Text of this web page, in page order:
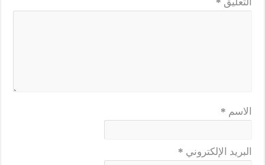
الاسم *
البريد الإلكتروني *